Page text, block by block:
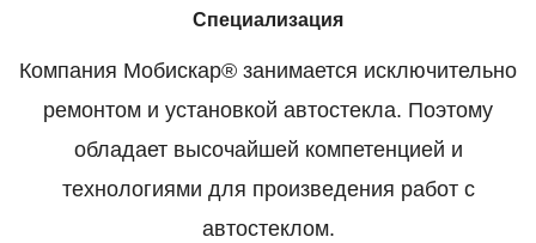
Специализация
Компания Мобискар® занимается исключительно
ремонтом и установкой автостекла. Поэтому
обладает высочайшей компетенцией и
технологиями для произведения работ с
автостеклом.